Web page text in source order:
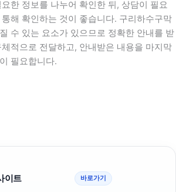
한 정보를 나누어 확인한 뒤, 상담이 필요
해 확인하는 것이 좋습니다. 구리하수구막
수 있는 요소가 있으므로 정확한 안내를 받
적으로 전달하고, 안내받은 내용을 마지막
필요합니다.
이트 바로가기